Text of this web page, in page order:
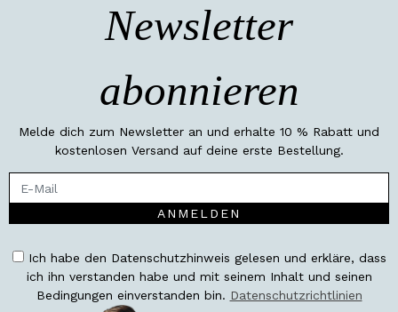
Newsletter
abonnieren
Melde dich zum Newsletter an und erhalte 10 % Rabatt und
kostenlosen Versand auf deine erste Bestellung.
ANMELDEN
Ich habe den Datenschutzhinweis gelesen und erkläre, dass
ich ihn verstanden habe und mit seinem Inhalt und seinen
Bedingungen einverstanden bin. Datenschutzrichtlinien